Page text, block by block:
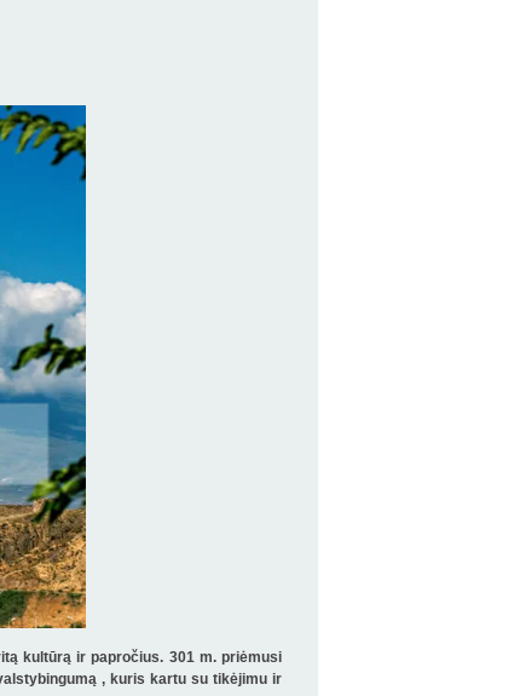
kultūrą ir papročius. 301 m. priėmusi
, kuris kartu su tikėjimu ir